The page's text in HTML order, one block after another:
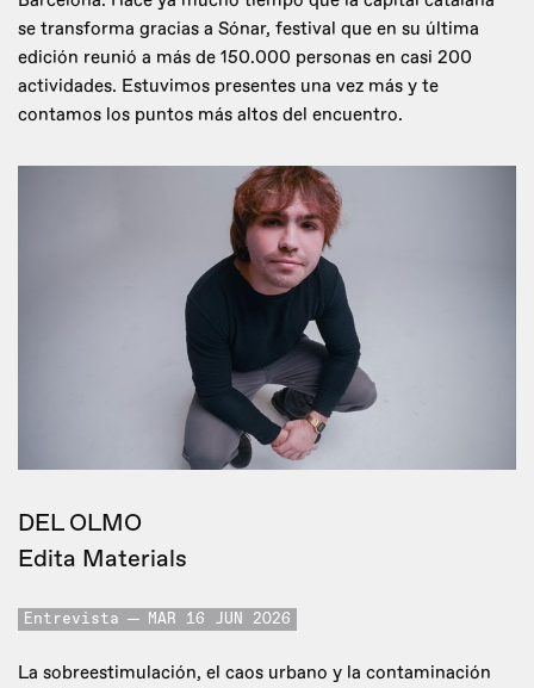
se transforma gracias a Sónar, festival que en su última
edición reunió a más de 150.000 personas en casi 200
actividades. Estuvimos presentes una vez más y te
contamos los puntos más altos del encuentro.
DEL OLMO
Edita Materials
Entrevista MAR 16 JUN 2026
La sobreestimulación, el caos urbano y la contaminación